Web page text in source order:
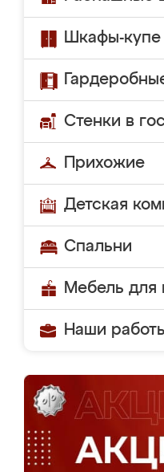
Шкафы-купе
Стенки в
Прихожие
Детская
Спальни
Мебель для
Наши